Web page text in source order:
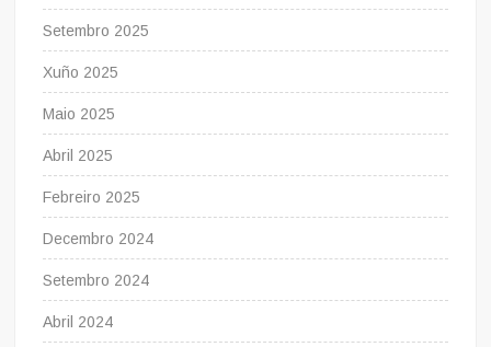
Setembro 2025
Xuño 2025
Maio 2025
Abril 2025
Febreiro 2025
Decembro 2024
Setembro 2024
Abril 2024